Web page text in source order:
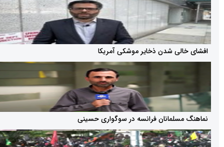
شدن ذخایر موشکی آمریکا
فرانسه در سوگواری حسینی